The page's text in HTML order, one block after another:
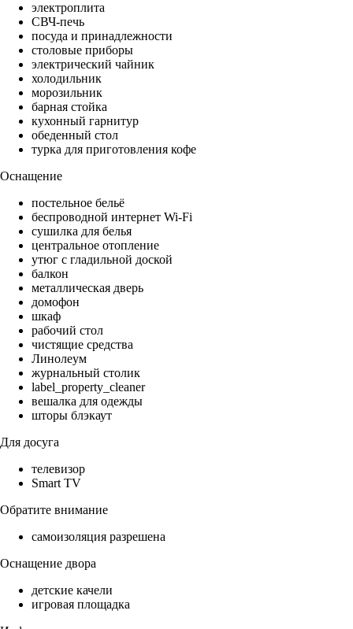
электроплита
СВЧ-печь
посуда и принадлежности
столовые приборы
электрический чайник
холодильник
морозильник
барная стойка
кухонный гарнитур
обеденный стол
турка для приготовления кофе
Оснащение
постельное бельё
беспроводной интернет Wi-Fi
сушилка для белья
центральное отопление
утюг с гладильной доской
балкон
металлическая дверь
домофон
шкаф
рабочий стол
чистящие средства
Линолеум
журнальный столик
label_property_cleaner
вешалка для одежды
шторы блэкаут
Для досуга
телевизор
Smart TV
Обратите внимание
самоизоляция разрешена
Оснащение двора
детские качели
игровая площадка